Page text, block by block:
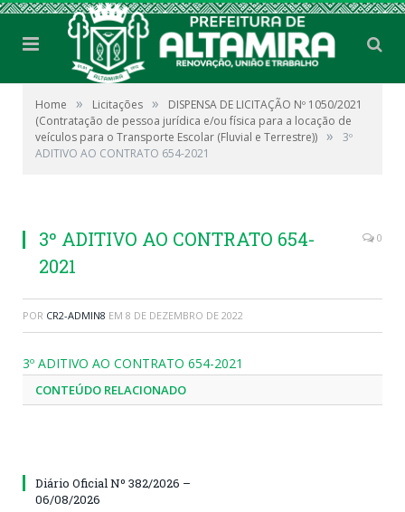
Home » Licitações »
DISPENSA DE LICITAÇÃO Nº 1050/2021
(Contratação de pessoa jurídica e/ou física para a locação de
veículos para o Transporte Escolar (Fluvial e Terrestre)) »
3º
ADITIVO AO CONTRATO 654-2021
3º ADITIVO AO CONTRATO 654-
2021
0
POR CR2-ADMIN8 EM 8 DE DEZEMBRO DE 2022
3º ADITIVO AO CONTRATO 654-2021
CONTEÚDO RELACIONADO
Diário Oficial Nº 382/2026 –
06/08/2026